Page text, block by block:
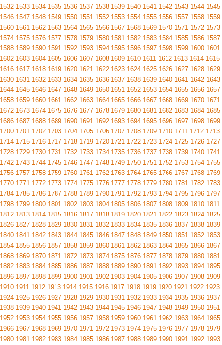
1532 1533 1534 1535 1536 1537 1538 1539 1540 1541 1542 1543 1544 1545
1546 1547 1548 1549 1550 1551 1552 1553 1554 1555 1556 1557 1558 1559
1560 1561 1562 1563 1564 1565 1566 1567 1568 1569 1570 1571 1572 1573
1574 1575 1576 1577 1578 1579 1580 1581 1582 1583 1584 1585 1586 1587
1588 1589 1590 1591 1592 1593 1594 1595 1596 1597 1598 1599 1600 1601
1602 1603 1604 1605 1606 1607 1608 1609 1610 1611 1612 1613 1614 1615
1616 1617 1618 1619 1620 1621 1622 1623 1624 1625 1626 1627 1628 1629
1630 1631 1632 1633 1634 1635 1636 1637 1638 1639 1640 1641 1642 1643
1644 1645 1646 1647 1648 1649 1650 1651 1652 1653 1654 1655 1656 1657
1658 1659 1660 1661 1662 1663 1664 1665 1666 1667 1668 1669 1670 1671
1672 1673 1674 1675 1676 1677 1678 1679 1680 1681 1682 1683 1684 1685
1686 1687 1688 1689 1690 1691 1692 1693 1694 1695 1696 1697 1698 1699
1700 1701 1702 1703 1704 1705 1706 1707 1708 1709 1710 1711 1712 1713
1714 1715 1716 1717 1718 1719 1720 1721 1722 1723 1724 1725 1726 1727
1728 1729 1730 1731 1732 1733 1734 1735 1736 1737 1738 1739 1740 1741
1742 1743 1744 1745 1746 1747 1748 1749 1750 1751 1752 1753 1754 1755
1756 1757 1758 1759 1760 1761 1762 1763 1764 1765 1766 1767 1768 1769
1770 1771 1772 1773 1774 1775 1776 1777 1778 1779 1780 1781 1782 1783
1784 1785 1786 1787 1788 1789 1790 1791 1792 1793 1794 1795 1796 1797
1798 1799 1800 1801 1802 1803 1804 1805 1806 1807 1808 1809 1810 1811
1812 1813 1814 1815 1816 1817 1818 1819 1820 1821 1822 1823 1824 1825
1826 1827 1828 1829 1830 1831 1832 1833 1834 1835 1836 1837 1838 1839
1840 1841 1842 1843 1844 1845 1846 1847 1848 1849 1850 1851 1852 1853
1854 1855 1856 1857 1858 1859 1860 1861 1862 1863 1864 1865 1866 1867
1868 1869 1870 1871 1872 1873 1874 1875 1876 1877 1878 1879 1880 1881
1882 1883 1884 1885 1886 1887 1888 1889 1890 1891 1892 1893 1894 1895
1896 1897 1898 1899 1900 1901 1902 1903 1904 1905 1906 1907 1908 1909
1910 1911 1912 1913 1914 1915 1916 1917 1918 1919 1920 1921 1922 1923
1924 1925 1926 1927 1928 1929 1930 1931 1932 1933 1934 1935 1936 1937
1938 1939 1940 1941 1942 1943 1944 1945 1946 1947 1948 1949 1950 1951
1952 1953 1954 1955 1956 1957 1958 1959 1960 1961 1962 1963 1964 1965
1966 1967 1968 1969 1970 1971 1972 1973 1974 1975 1976 1977 1978 1979
1980 1981 1982 1983 1984 1985 1986 1987 1988 1989 1990 1991 1992 1993